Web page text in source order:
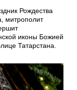
Рождества
митрополит
иконы Божией
Татарстана.